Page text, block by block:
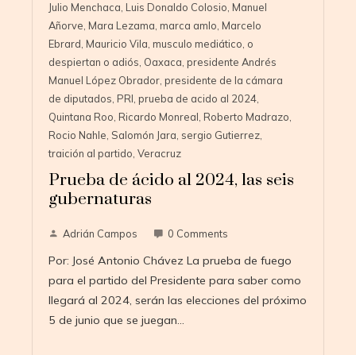
Julio Menchaca, Luis Donaldo Colosio, Manuel
Añorve, Mara Lezama, marca amlo, Marcelo
Ebrard, Mauricio Vila, musculo mediático, o
despiertan o adiós, Oaxaca, presidente Andrés
Manuel López Obrador, presidente de la cámara
de diputados, PRI, prueba de acido al 2024,
Quintana Roo, Ricardo Monreal, Roberto Madrazo,
Rocio Nahle, Salomón Jara, sergio Gutierrez,
traición al partido, Veracruz
Prueba de ácido al 2024, las seis
gubernaturas
Adrián Campos 0 Comments
Por: José Antonio Chávez La prueba de fuego
para el partido del Presidente para saber como
llegará al 2024, serán las elecciones del próximo
5 de junio que se juegan…